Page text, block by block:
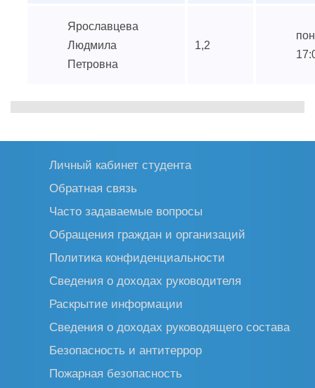
Ярославцева
Людмила
Петровна
1,2
Личный кабинет студента
Обратная связь
Часто задаваемые вопросы
Обращения граждан и организаций
Политика конфиденциальности
Сведения о доходах руководителя
Раскрытие информации
Сведения о доходах руководящего состава
Безопасность и антитеррор
Пожарная безопасность